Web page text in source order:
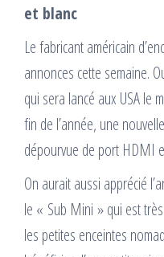
et blanc
Le fabricant américain
annonces cette semaine.
qui sera lancé aux USA le
fin de l’année, une
dépourvue de port HDMI
On aurait aussi apprécié
le « Sub Mini » qui est
les petites enceintes